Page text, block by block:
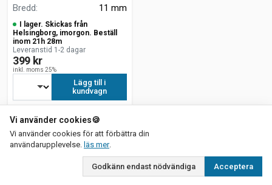
Bredd: 11 mm
I lager. Skickas från
Helsingborg, imorgon. Beställ
inom 21h 28m
Leveranstid 1-2 dagar
399 kr
inkl. moms 25%
Lägg till i
kundvagn
Vi använder cookies🍪
Vi använder cookies för att förbättra din
användarupplevelse. läs merom vår integritetspolicy
.
Godkänn endast nödvändiga Acceptera